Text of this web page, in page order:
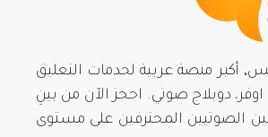
أكبر منصة عربية لخدمات التعليق
دوبلاج صوتي. احجز الآن من بينِ
الصوتيين المحترفين على مستوى